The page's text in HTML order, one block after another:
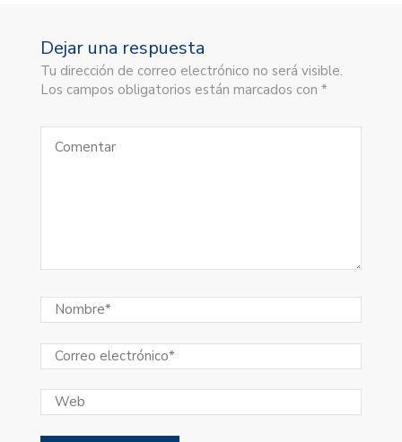
Dejar una respuesta
Tu dirección de correo electrónico no será visible.
Los campos obligatorios están marcados con *